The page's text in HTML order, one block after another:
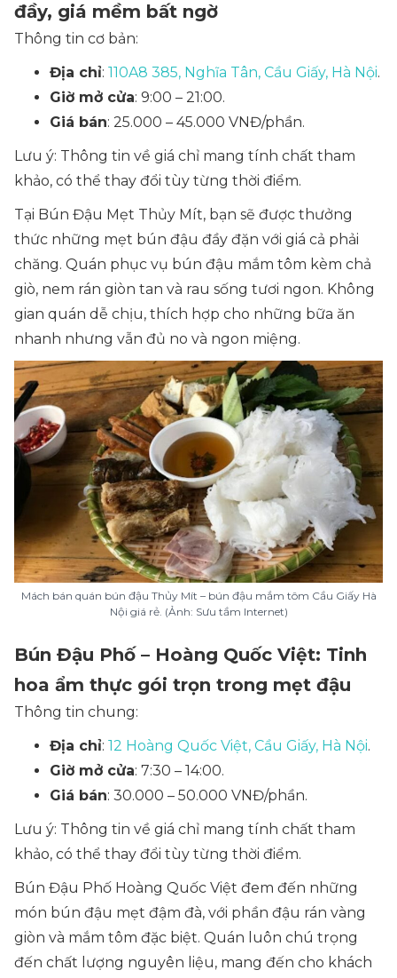
đầy, giá mềm bất ngờ
Thông tin cơ bản:
Địa chỉ: 110A8 385, Nghĩa Tân, Cầu Giấy, Hà Nội.
Giờ mở cửa: 9:00 – 21:00.
Giá bán: 25.000 – 45.000 VNĐ/phần.
Lưu ý: Thông tin về giá chỉ mang tính chất tham
khảo, có thể thay đổi tùy từng thời điểm.
Tại Bún Đậu Mẹt Thủy Mít, bạn sẽ được thưởng
thức những mẹt bún đậu đầy đặn với giá cả phải
chăng. Quán phục vụ bún đậu mắm tôm kèm chả
giò, nem rán giòn tan và rau sống tươi ngon. Không
gian quán dễ chịu, thích hợp cho những bữa ăn
nhanh nhưng vẫn đủ no và ngon miệng.
Mách bán quán bún đậu Thủy Mít – bún đậu mắm tôm Cầu Giấy Hà
Nội giá rẻ. (Ảnh: Sưu tầm Internet)
Bún Đậu Phố – Hoàng Quốc Việt: Tinh
hoa ẩm thực gói trọn trong mẹt đậu
Thông tin chung:
Địa chỉ: 12 Hoàng Quốc Việt, Cầu Giấy, Hà Nội.
Giờ mở cửa: 7:30 – 14:00.
Giá bán: 30.000 – 50.000 VNĐ/phần.
Lưu ý: Thông tin về giá chỉ mang tính chất tham
khảo, có thể thay đổi tùy từng thời điểm.
Bún Đậu Phố Hoàng Quốc Việt đem đến những
món bún đậu mẹt đậm đà, với phần đậu rán vàng
giòn và mắm tôm đặc biệt. Quán luôn chú trọng
đến chất lượng nguyên liệu, mang đến cho khách